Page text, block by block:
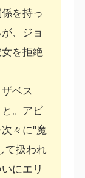
を持っ
、ジョ
を拒絶
ベス
と。アビ
々に"魔
て扱われ
にエリ